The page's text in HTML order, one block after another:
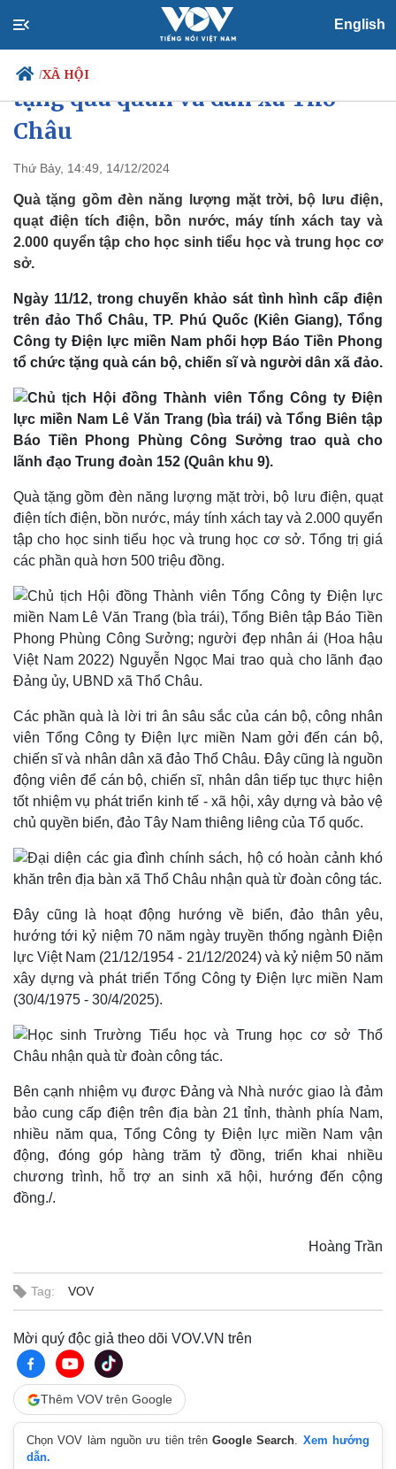
English
/XÃ HỘI
Chính trị
Đảng
Tổ chức nhân sự
Quốc hội
Nhận diện sự thật
Tin 24h
Dự báo thời tiết
Giáo dục
Dấu ấn VOV
Thế giới
Quan sát
Cuộc sống đó đây
Hồ sơ
Multimedia
Video
Ảnh
Infographic
Bất động sản
Khởi nghiệp
Giá vàng
Tiêu dùng
Chứng khoán
Giá cà phê
Pháp luật
Vụ án
Quân sự - Quốc phòng
Tổng Công ty Điện lực miền Nam
tặng quà quân và dân xã Thổ
Châu
Thứ Bảy, 14:49, 14/12/2024
Quà tặng gồm đèn năng lượng mặt trời, bộ lưu điện,
quạt điện tích điện, bồn nước, máy tính xách tay và
2.000 quyển tập cho học sinh tiểu học và trung học cơ
sở.
Ngày 11/12, trongchuyến khảo sát tình hình cấp điện
trên đảo Thổ Châu, TP. Phú Quốc (Kiên Giang), Tổng
Công ty Điện lực miền Nam phối hợp Báo Tiền Phong
tổ chức tặng quà cán bộ, chiến sĩ và người dân xã đảo.
Quà tặng gồm đèn năng lượng mặt trời, bộ lưu điện, quạt
điện tích điện, bồn nước, máy tính xách tay và 2.000 quyển
tập cho học sinh tiểu học và trung học cơ sở. Tổng trị giá
các phần quà hơn 500 triệu đồng.
Các phần quà là lời tri ân sâu sắc của cán bộ, công nhân
viên Tổng Công ty Điện lực miền Nam gởi đến cán bộ,
chiến sĩ và nhân dân xã đảo Thổ Châu. Đây cũng là nguồn
động viên để cán bộ, chiến sĩ, nhân dân tiếp tục thực hiện
tốt nhiệm vụ phát triển kinh tế - xã hội, xây dựng và bảo vệ
chủ quyền biển, đảo Tây Nam thiêng liêng của Tổ quốc.
Đây cũng là hoạt động hướng về biển, đảo thân yêu,
hướng tới kỷ niệm 70 năm ngày truyền thống ngành Điện
lực Việt Nam (21/12/1954 - 21/12/2024) và kỷ niệm 50 năm
xây dựng và phát triển Tổng Công ty Điện lực miền Nam
(30/4/1975 - 30/4/2025).
Bên cạnh nhiệm vụ được Đảng và Nhà nước giao là đảm
bảo cung cấp điện trên địa bàn 21 tỉnh, thành phía Nam,
nhiều năm qua, Tổng Công ty Điện lực miền Nam vận
động, đóng góp hàng trăm tỷ đồng, triển khai nhiều
chương trình, hỗ trợ an sinh xã hội, hướng đến cộng
đồng./.
Hoàng Trần
Tag: VOV
Mời quý độc giả theo dõi VOV.VN trên
Thêm VOV trên Google
Chọn VOV làm nguồn ưu tiên trênGoogle Search. Xem hướng
dẫn.